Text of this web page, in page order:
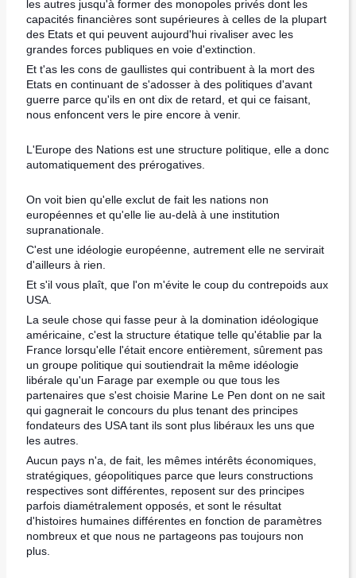
les autres jusqu'à former des monopoles privés dont les
capacités financières sont supérieures à celles de la plupart
des Etats et qui peuvent aujourd'hui rivaliser avec les
grandes forces publiques en voie d'extinction.
Et t'as les cons de gaullistes qui contribuent à la mort des
Etats en continuant de s'adosser à des politiques d'avant
guerre parce qu'ils en ont dix de retard, et qui ce faisant,
nous enfoncent vers le pire encore à venir.
L'Europe des Nations est une structure politique, elle a donc
automatiquement des prérogatives.
On voit bien qu'elle exclut de fait les nations non
européennes et qu'elle lie au-delà à une institution
supranationale.
C'est une idéologie européenne, autrement elle ne servirait
d'ailleurs à rien.
Et s'il vous plaît, que l'on m'évite le coup du contrepoids aux
USA.
La seule chose qui fasse peur à la domination idéologique
américaine, c'est la structure étatique telle qu'établie par la
France lorsqu'elle l'était encore entièrement, sûrement pas
un groupe politique qui soutiendrait la même idéologie
libérale qu'un Farage par exemple ou que tous les
partenaires que s'est choisie Marine Le Pen dont on ne sait
qui gagnerait le concours du plus tenant des principes
fondateurs des USA tant ils sont plus libéraux les uns que
les autres.
Aucun pays n'a, de fait, les mêmes intérêts économiques,
stratégiques, géopolitiques parce que leurs constructions
respectives sont différentes, reposent sur des principes
parfois diamétralement opposés, et sont le résultat
d'histoires humaines différentes en fonction de paramètres
nombreux et que nous ne partageons pas toujours non
plus.